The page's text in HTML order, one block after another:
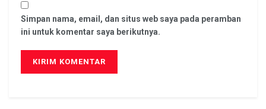
Simpan nama, email, dan situs web saya pada peramban
ini untuk komentar saya berikutnya.